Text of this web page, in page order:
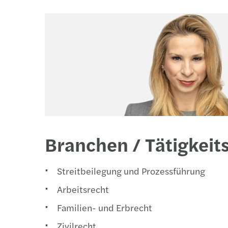
Branchen /
Streitbeilegung und Prozessführung
Arbeitsrecht
Familien- und Erbrecht